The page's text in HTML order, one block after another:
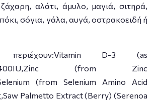
ζάχαρη, αλάτι, άμυλο, μαγιά, σιτηρά,
σόγια, γάλα, αυγά, οστρακοειδή ή
D-3 (as
(from Zinc
(from Selenium Amino Acid
Palmetto Extract (Berry) (Serenoa